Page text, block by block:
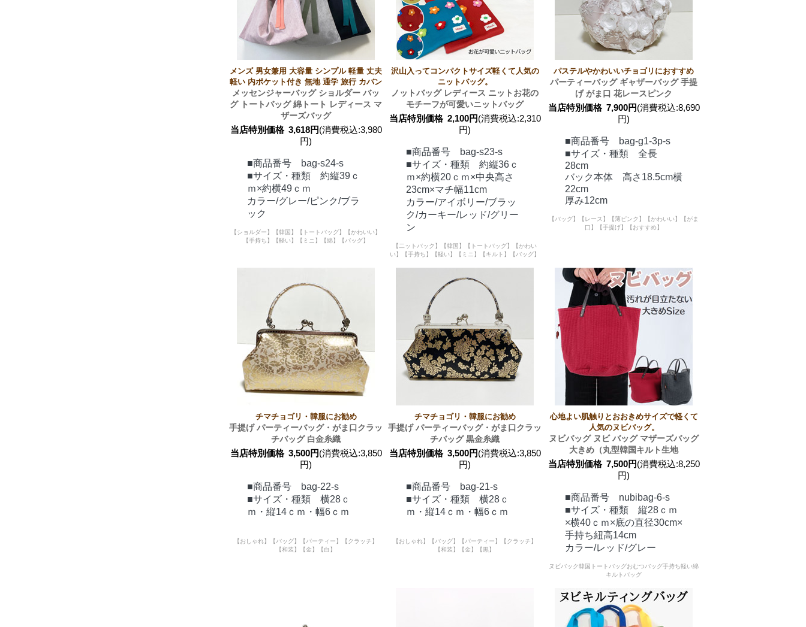
メンズ 男女兼用 大容量 シンプル 軽量 丈夫
軽い 内ポケット付き 無地 通学 旅行 カバン
メッセンジャーバッグ ショルダー バッ
グ トートバッグ 綿トート レディース マ
ザーズバッグ
当店特別価格 3,618円(消費税込:3,980
円)
■商品番号 bag-s24-s
■サイズ・種類 約縦39ｃ
ｍ×約横49ｃｍ
カラー/グレー/ピンク/ブラ
ック
【ショルダー】【韓国】【トートバッグ】【かわいい】
【手持ち】【軽い】【ミニ】【綿】【バッグ】
沢山入ってコンパクトサイズ軽くて人気の
ニットバッグ。
ノットバッグ レディース ニットお花の
モチーフが可愛いニットバッグ
当店特別価格 2,100円(消費税込:2,310
円)
■商品番号 bag-s23-s
■サイズ・種類 約縦36ｃ
ｍ×約横20ｃｍ×中央高さ
23cm×マチ幅11cm
カラー/アイボリー/ブラッ
ク/カーキー/レッド/グリー
ン
【二ットバック】【韓国】【トートバッグ】【かわい
い】【手持ち】【軽い】【ミニ】【キルト】【バッグ】
パステルやかわいいチョゴリにおすすめ
パーティーバッグ ギャザーバッグ 手提
げ がま口 花レースピンク
当店特別価格 7,900円(消費税込:8,690
円)
■商品番号 bag-g1-3p-s
■サイズ・種類 全長
28cm
バック本体 高さ18.5cm横
22cm
厚み12cm
【バッグ】【レース】【薄ピンク】【かわいい】【がま
口】【手提げ】【おすすめ】
チマチョゴリ・韓服にお勧め
手提げ パーティーバッグ・がま口クラッ
チバッグ 白金糸織
当店特別価格 3,500円(消費税込:3,850
円)
■商品番号 bag-22-s
■サイズ・種類 横28ｃ
ｍ・縦14ｃｍ・幅6ｃｍ
【おしゃれ】【バッグ】【パーティー】【クラッチ】
【和装】【金】【白】
チマチョゴリ・韓服にお勧め
手提げ パーティーバッグ・がま口クラッ
チバッグ 黒金糸織
当店特別価格 3,500円(消費税込:3,850
円)
■商品番号 bag-21-s
■サイズ・種類 横28ｃ
ｍ・縦14ｃｍ・幅6ｃｍ
【おしゃれ】【バッグ】【パーティー】【クラッチ】
【和装】【金】【黒】
心地よい肌触りとおおきめサイズで軽くて
人気のヌビバッグ。
ヌビバッグ ヌビ バッグ マザーズバッグ
大きめ（丸型韓国キルト生地
当店特別価格 7,500円(消費税込:8,250
円)
■商品番号 nubibag-6-s
■サイズ・種類 縦28ｃｍ
×横40ｃｍ×底の直径30cm×
手持ち紐高14cm
カラー/レッド/グレー
ヌビバック韓国トートバッグおむつバッグ手持ち軽い綿
キルトバッグ